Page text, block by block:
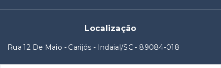
Localização
Rua 12 De Maio - Carijós - Indaial/SC- 89084-018